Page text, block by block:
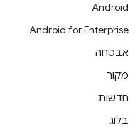
Android
Android for Enterprise
אבטחה
מקור
חדשות
בלוג